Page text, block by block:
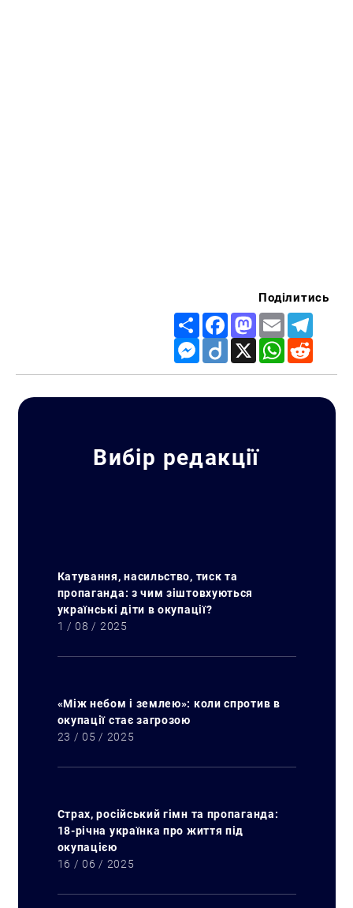
Поділитись
Share FacebookMastodon
Email
Messenger
Diigo X WhatsApp
Вибір редакції
Катування, насильство, тиск та
пропаганда: з чим зіштовхуються
українські діти в окупації?
1 / 08 / 2025
«Між небом і землею»: коли спротив в
окупації стає загрозою
23 / 05 / 2025
Страх, російський гімн та пропаганда:
18-річна українка про життя під
окупацією
16 / 06 / 2025